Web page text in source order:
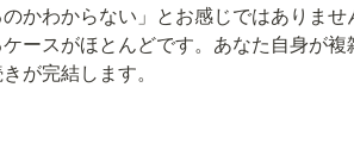
かわからない」とお感じではありませ
ースがほとんどです。あなた自身が複
が完結します。